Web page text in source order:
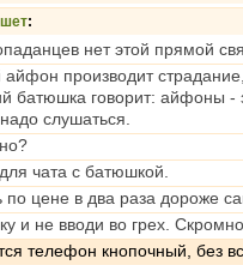
:
нет этой прямой
производит
батюшка говорит: айфоны -
слушаться.
чата с батюшкой.
по цене в два раза дороже
и не вводи во грех.
телефон кнопочный, без